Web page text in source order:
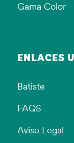
Gama Color
ENLACES
Batiste
FAQS
Aviso Legal